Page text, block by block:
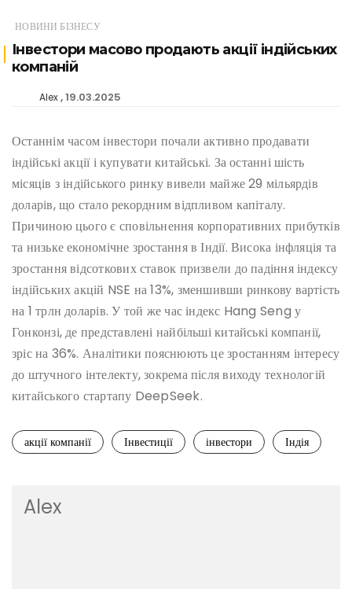
НОВИНИ БІЗНЕСУ
Інвестори масово продають акції індійських
компаній
Alex 19.03.2025
Останнім часом інвестори почали активно продавати
індійські акції і купувати китайські. За останні шість
місяців з індійського ринку вивели майже 29 мільярдів
доларів, що стало рекордним відпливом капіталу.
Причиною цього є сповільнення корпоративних прибутків
та низьке економічне зростання в Індії. Висока інфляція та
зростання відсоткових ставок призвели до падіння індексу
індійських акцій NSE на 13%, зменшивши ринкову вартість
на 1 трлн доларів. У той же час індекс Hang Seng у
Гонконзі, де представлені найбільші китайські компанії,
зріс на 36%. Аналітики пояснюють це зростанням інтересу
до штучного інтелекту, зокрема після виходу технологій
китайського стартапу DeepSeek.
акції компанії Інвестиції інвестори Індія
Alex